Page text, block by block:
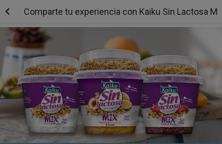
Comparte tu experiencia con Kaiku Sin Lactosa